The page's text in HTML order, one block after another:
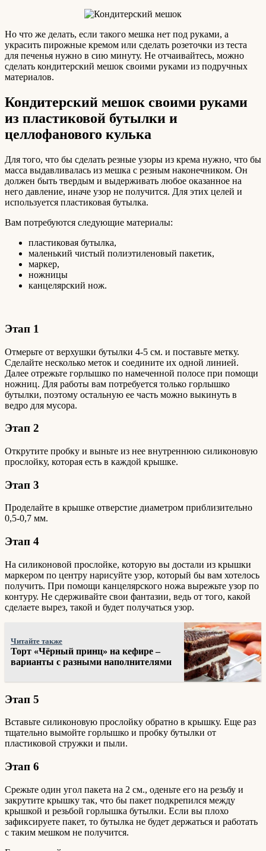
Но что же делать, если такого мешка нет под руками, а
украсить пирожные кремом или сделать розеточки из теста
для печенья нужно в сию минуту. Не отчаивайтесь, можно
сделать кондитерский мешок своими руками из подручных
материалов.
Кондитерский мешок своими руками
из пластиковой бутылки и
целлофанового кулька
Для того, что бы сделать резные узоры из крема нужно, что бы
масса выдавливалась из мешка с резным наконечником. Он
должен быть твердым и выдерживать любое оказанное на
него давление, иначе узор не получится. Для этих целей и
используется пластиковая бутылка.
Вам потребуются следующие материалы:
пластиковая бутылка,
маленький чистый полиэтиленовый пакетик,
маркер,
ножницы
канцелярский нож.
Этап 1
Отмерьте от верхушки бутылки 4-5 см. и поставьте метку.
Сделайте несколько меток и соедините их одной линией.
Далее отрежьте горлышко по намеченной полосе при помощи
ножниц. Для работы вам потребуется только горлышко
бутылки, поэтому остальную ее часть можно выкинуть в
ведро для мусора.
Этап 2
Открутите пробку и выньте из нее внутреннюю силиконовую
прослойку, которая есть в каждой крышке.
Этап 3
Проделайте в крышке отверстие диаметром приблизительно
0,5-0,7 мм.
Этап 4
На силиконовой прослойке, которую вы достали из крышки
маркером по центру нарисуйте узор, который бы вам хотелось
получить. При помощи канцелярского ножа вырежьте узор по
контуру. Не сдерживайте свои фантазии, ведь от того, какой
сделаете вырез, такой и будет получаться узор.
Читайте также
Торт «Чёрный принц» на кефире –
варианты с разными наполнителями
Этап 5
Вставьте силиконовую прослойку обратно в крышку. Еще раз
тщательно вымойте горлышко и пробку бутылки от
пластиковой стружки и пыли.
Этап 6
Срежьте один угол пакета на 2 см., оденьте его на резьбу и
закрутите крышку так, что бы пакет подкрепился между
крышкой и резьбой горлышка бутылки. Если вы плохо
зафиксируете пакет, то бутылка не будет держаться и работать
с таким мешком не получится.